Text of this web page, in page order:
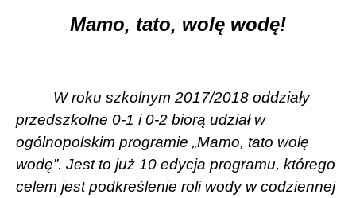
Mamo, tato, wolę wodę!
W roku szkolnym 2017/2018 oddziały
przedszkolne 0-1 i 0-2 biorą udział w
ogólnopolskim programie „Mamo, tato wolę
wodę”. Jest to już 10 edycja programu, którego
celem jest podkreślenie roli wody w codziennej